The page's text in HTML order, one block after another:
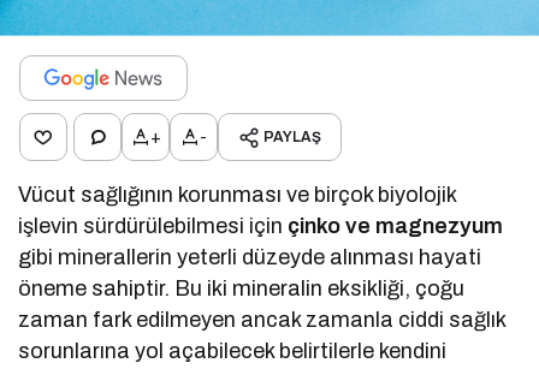
+ - PAYLAŞ
Vücut sağlığının korunması ve birçok biyolojik
işlevin sürdürülebilmesi için çinko ve magnezyum
gibi minerallerin yeterli düzeyde alınması hayati
öneme sahiptir. Bu iki mineralin eksikliği, çoğu
zaman fark edilmeyen ancak zamanla ciddi sağlık
sorunlarına yol açabilecek belirtilerle kendini